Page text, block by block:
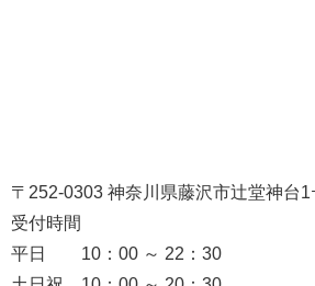
各種規約
〒252-0303 神奈川県藤沢市辻堂神台1
受付時間
平日 10：00 ～ 22：30